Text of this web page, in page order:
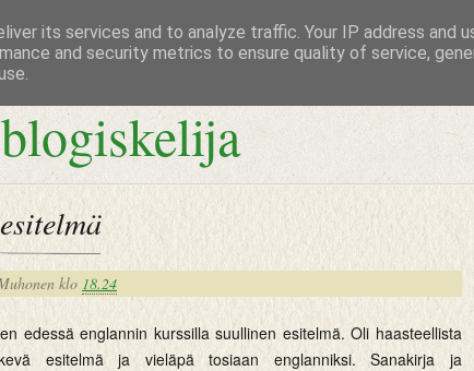
klo 18.24
edessä englannin kurssilla suullinen esitelmä. Oli haasteellista
esitelmä ja vieläpä tosiaan englanniksi. Sanakirja ja
its services and to analyze traffic. Your IP address and
and security metrics to ensure quality of service,